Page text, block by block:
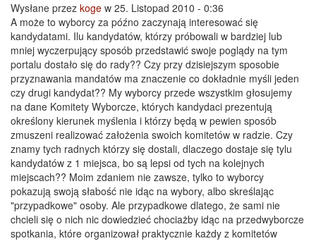
Wysłane przez koge w 25. Listopad 2010 - 0:36
A może to wyborcy za późno zaczynają interesować się
kandydatami. Ilu kandydatów, którzy próbowali w bardziej lub
mniej wyczerpujący sposób przedstawić swoje poglądy na tym
portalu dostało się do rady?? Czy przy dzisiejszym sposobie
przyznawania mandatów ma znaczenie co dokładnie myśli jeden
czy drugi kandydat?? My wyborcy przede wszystkim głosujemy
na dane Komitety Wyborcze, których kandydaci prezentują
określony kierunek myślenia i którzy będą w pewien sposób
zmuszeni realizować założenia swoich komitetów w radzie. Czy
znamy tych radnych którzy się dostali, dlaczego dostaje się tylu
kandydatów z 1 miejsca, bo są lepsi od tych na kolejnych
miejscach?? Moim zdaniem nie zawsze, tylko to wyborcy
pokazują swoją słabość nie idąc na wybory, albo skreślając
"przypadkowe" osoby. Ale przypadkowe dlatego, że sami nie
chcieli się o nich nic dowiedzieć chociażby idąc na przedwyborcze
spotkania, które organizował praktycznie każdy z komitetów